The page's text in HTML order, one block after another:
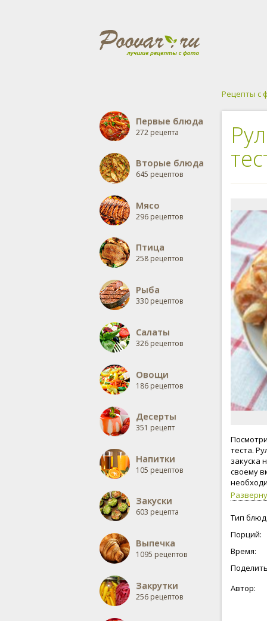
Первые блюда
272 рецепта
Вторые блюда
645 рецептов
Мясо
296 рецептов
Птица
258 рецептов
Рыба
330 рецептов
Салаты
326 рецептов
Овощи
186 рецептов
Десерты
351 рецепт
Напитки
105 рецептов
Закуски
603 рецепта
Выпечка
1095 рецептов
Закрутки
256 рецептов
Рецепты с
теста.
закуска
своему
Тип
Порций:
Время:
Автор: